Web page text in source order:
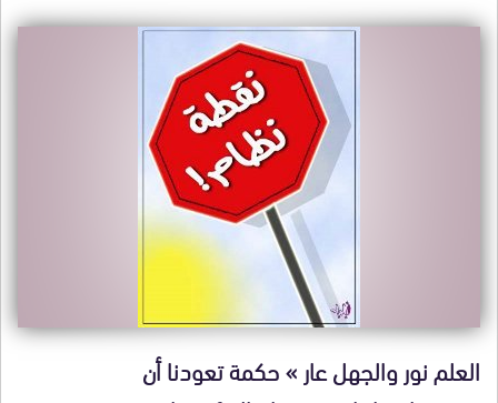
العلم نور والجهل عار » حكمة تعودنا أن